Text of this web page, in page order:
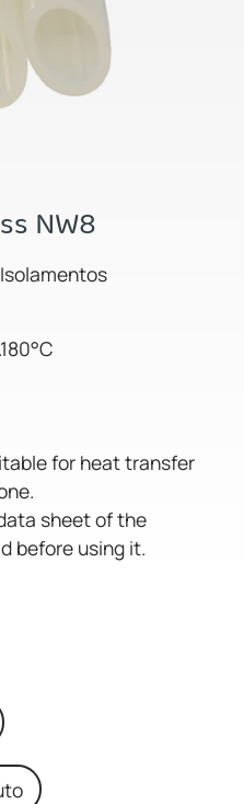
NW8
for heat transfer
sheet of the
before using it.